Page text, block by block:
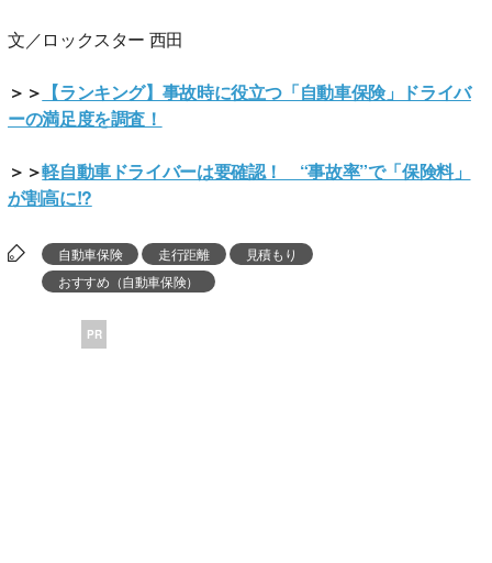
文／ロックスター 西田
＞＞ 【ランキング】事故時に役立つ「自動車保険」ドライバ
ーの満足度を調査！
＞＞軽自動車ドライバーは要確認！ “事故率”で「保険料」
が割高に!?
自動車保険 走行距離
見積もり
おすすめ（自動車保険）
PR